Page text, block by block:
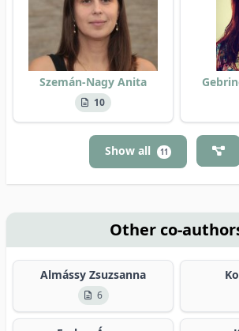
Szemán-Nagy Anita
10
Show all 11
Other co-
Almássy Zsuzsanna
6